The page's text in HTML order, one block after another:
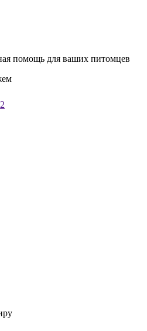
помощь для ваших питомцев